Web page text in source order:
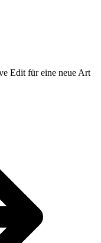
Edit für eine neue Art